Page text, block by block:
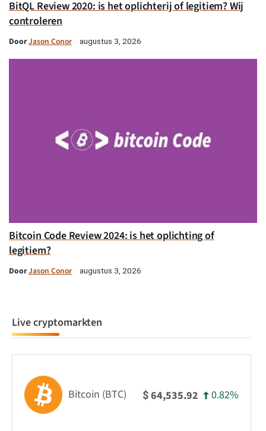
BitQL Review 2020: is het oplichterij of legitiem? Wij
controleren
DoorJason Conor augustus 3, 2026
Bitcoin Code Review 2024: is het oplichting of
legitiem?
DoorJason Conor augustus 3, 2026
Live cryptomarkten
Bitcoin (BTC) $64,535.92 0.82%